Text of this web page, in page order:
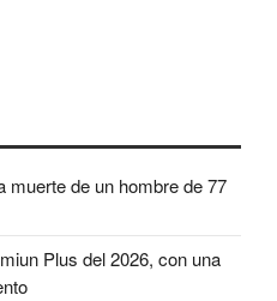
muerte de un hombre de 77
Plus del 2026, con una